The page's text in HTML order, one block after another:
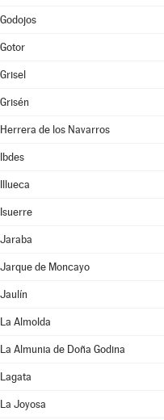
Godojos
Gotor
Grisel
Grisén
Herrera de los Navarros
Ibdes
Illueca
Isuerre
Jaraba
Jarque de Moncayo
Jaulín
La Almolda
La Almunia de Doña Godina
Lagata
La Joyosa